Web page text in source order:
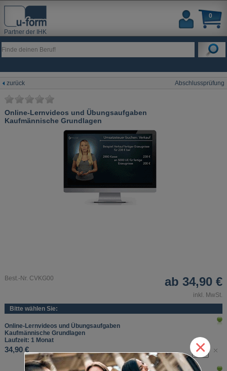
Partner der IHK
0
zurück Abschlussprüfung
Online-Lernvideos und Übungsaufgaben
Kaufmännische Grundlagen
Best.-Nr. CVKG00 ab34,90 €
inkl. MwSt.
Bitte wählen Sie:
Online-Lernvideos und Übungsaufgaben
Kaufmännische Grundlagen
Laufzeit: 1 Monat
34,90 € ×